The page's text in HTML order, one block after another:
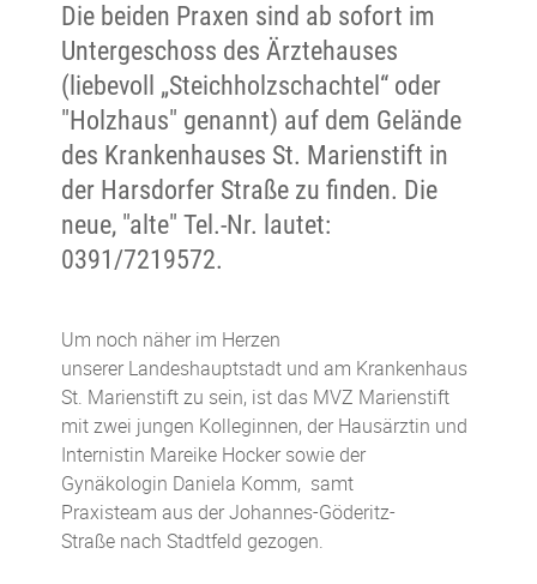
Die beiden Praxen sind ab sofort im
Untergeschoss des Ärztehauses
(liebevoll „Steichholzschachtel“ oder
"Holzhaus" genannt) auf dem Gelände
des Krankenhauses St. Marienstift in
der Harsdorfer Straße zu finden. Die
neue, "alte" Tel.-Nr. lautet:
0391/7219572.
Um noch näher im Herzen
unserer Landeshauptstadt und am Krankenhaus
St. Marienstift zu sein, ist das MVZ Marienstift
mitzwei jungen Kolleginnen, der Hausärztin und
Internistin Mareike Hocker sowie der
Gynäkologin Daniela Komm, samt
Praxisteam aus der Johannes-Göderitz-
Straße nach Stadtfeld gezogen.